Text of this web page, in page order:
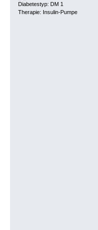
Diabetestyp: DM 1
Therapie: Insulin-Pumpe